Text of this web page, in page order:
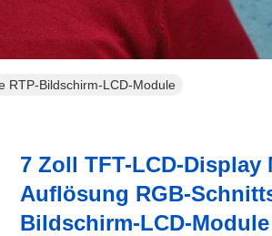
RTP-Bildschirm-LCD-Module
7 Zoll TFT-LCD-Display
Auflösung RGB-
Bildschirm-LCD-Module